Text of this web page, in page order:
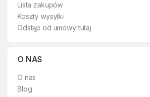
Lista zakupów
Koszty wysyłki
Odstąp od umowy tutaj
O NAS
O nas
Blog